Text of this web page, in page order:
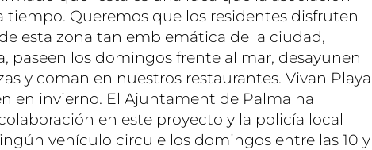
tiempo. Queremos que los residentes disfruten
esta zona tan emblemática de la ciudad,
paseen los domingos frente al mar, desayunen
y coman en nuestros restaurantes. Vivan Playa
en invierno. El Ajuntament de Palma ha
en este proyecto y la policía local
vehículo circule los domingos entre las 10 y